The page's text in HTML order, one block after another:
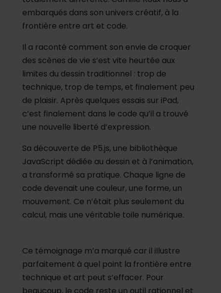
embarqués dans son univers créatif, à la
frontière entre art et code.
Il a raconté comment son envie de croquer
des scènes de vie s’est vite heurtée aux
limites du dessin traditionnel : trop de
technique, trop de temps, et finalement peu
de plaisir. Après quelques essais sur iPad,
c’est finalement dans le code qu’il a trouvé
une nouvelle liberté d’expression.
Sa découverte de P5.js, une bibliothèque
JavaScript dédiée au dessin et à l’animation,
a transformé sa pratique. Chaque ligne de
code devenait une couleur, une forme, un
mouvement. Ce n’était plus seulement du
calcul, mais une véritable toile numérique.
Ce témoignage m’a marqué car il illustre
parfaitement à quel point la frontière entre
technique et art peut s’effacer. Pour